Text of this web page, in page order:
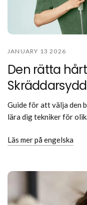
JANUARY 13 2026
Den rätta
Guide för att välja den
lära dig tekniker för
Läs mer på engelska